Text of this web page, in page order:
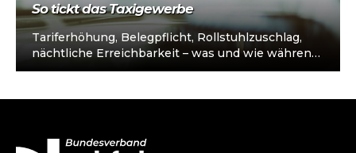
So tickt das Taxigewerbe
Tariferhöhung, Belegpflicht, Rollstuhlzuschlag,
nächtliche Erreichbarkeit – was und wie während
eines Amberger Verkehrsausschusses diskutiert